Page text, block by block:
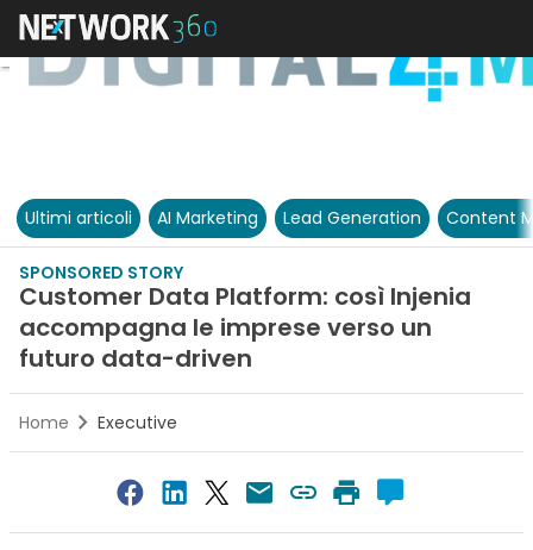
Ultimi articoli AI Marketing Lead Generation Content
SPONSORED STORY
Customer Data Platform: così Injenia
accompagna le imprese verso un
futuro data-driven
Home Executive